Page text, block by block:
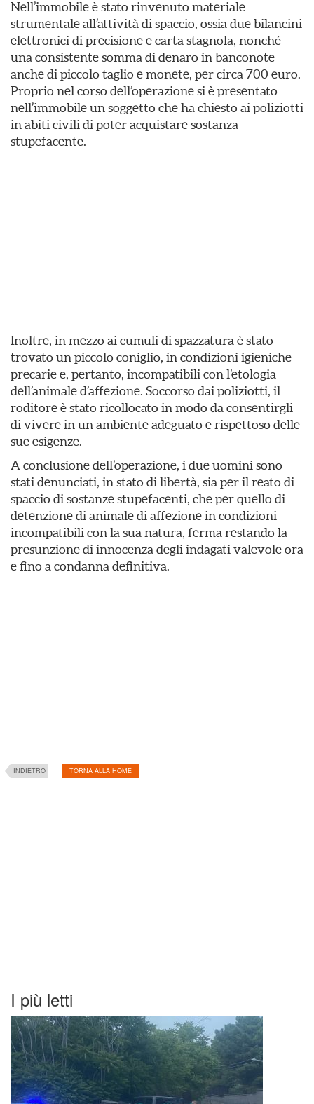
Nell’immobile è stato rinvenuto materiale
strumentale all’attività di spaccio, ossia due bilancini
elettronici di precisione e carta stagnola, nonché
una consistente somma di denaro in banconote
anche di piccolo taglio e monete, per circa 700 euro.
Proprio nel corso dell’operazione si è presentato
nell’immobile un soggetto che ha chiesto ai poliziotti
in abiti civili di poter acquistare sostanza
stupefacente.
Inoltre, in mezzo ai cumuli di spazzatura è stato
trovato un piccolo coniglio, in condizioni igieniche
precarie e, pertanto, incompatibili con l’etologia
dell’animale d’affezione. Soccorso dai poliziotti, il
roditore è stato ricollocato in modo da consentirgli
di vivere in un ambiente adeguato e rispettoso delle
sue esigenze.
A conclusione dell’operazione, i due uomini sono
stati denunciati, in stato di libertà, sia per il reato di
spaccio di sostanze stupefacenti, che per quello di
detenzione di animale di affezione in condizioni
incompatibili con la sua natura, ferma restando la
presunzione di innocenza degli indagati valevole ora
e fino a condanna definitiva.
INDIETRO TORNA ALLA HOME
I più letti